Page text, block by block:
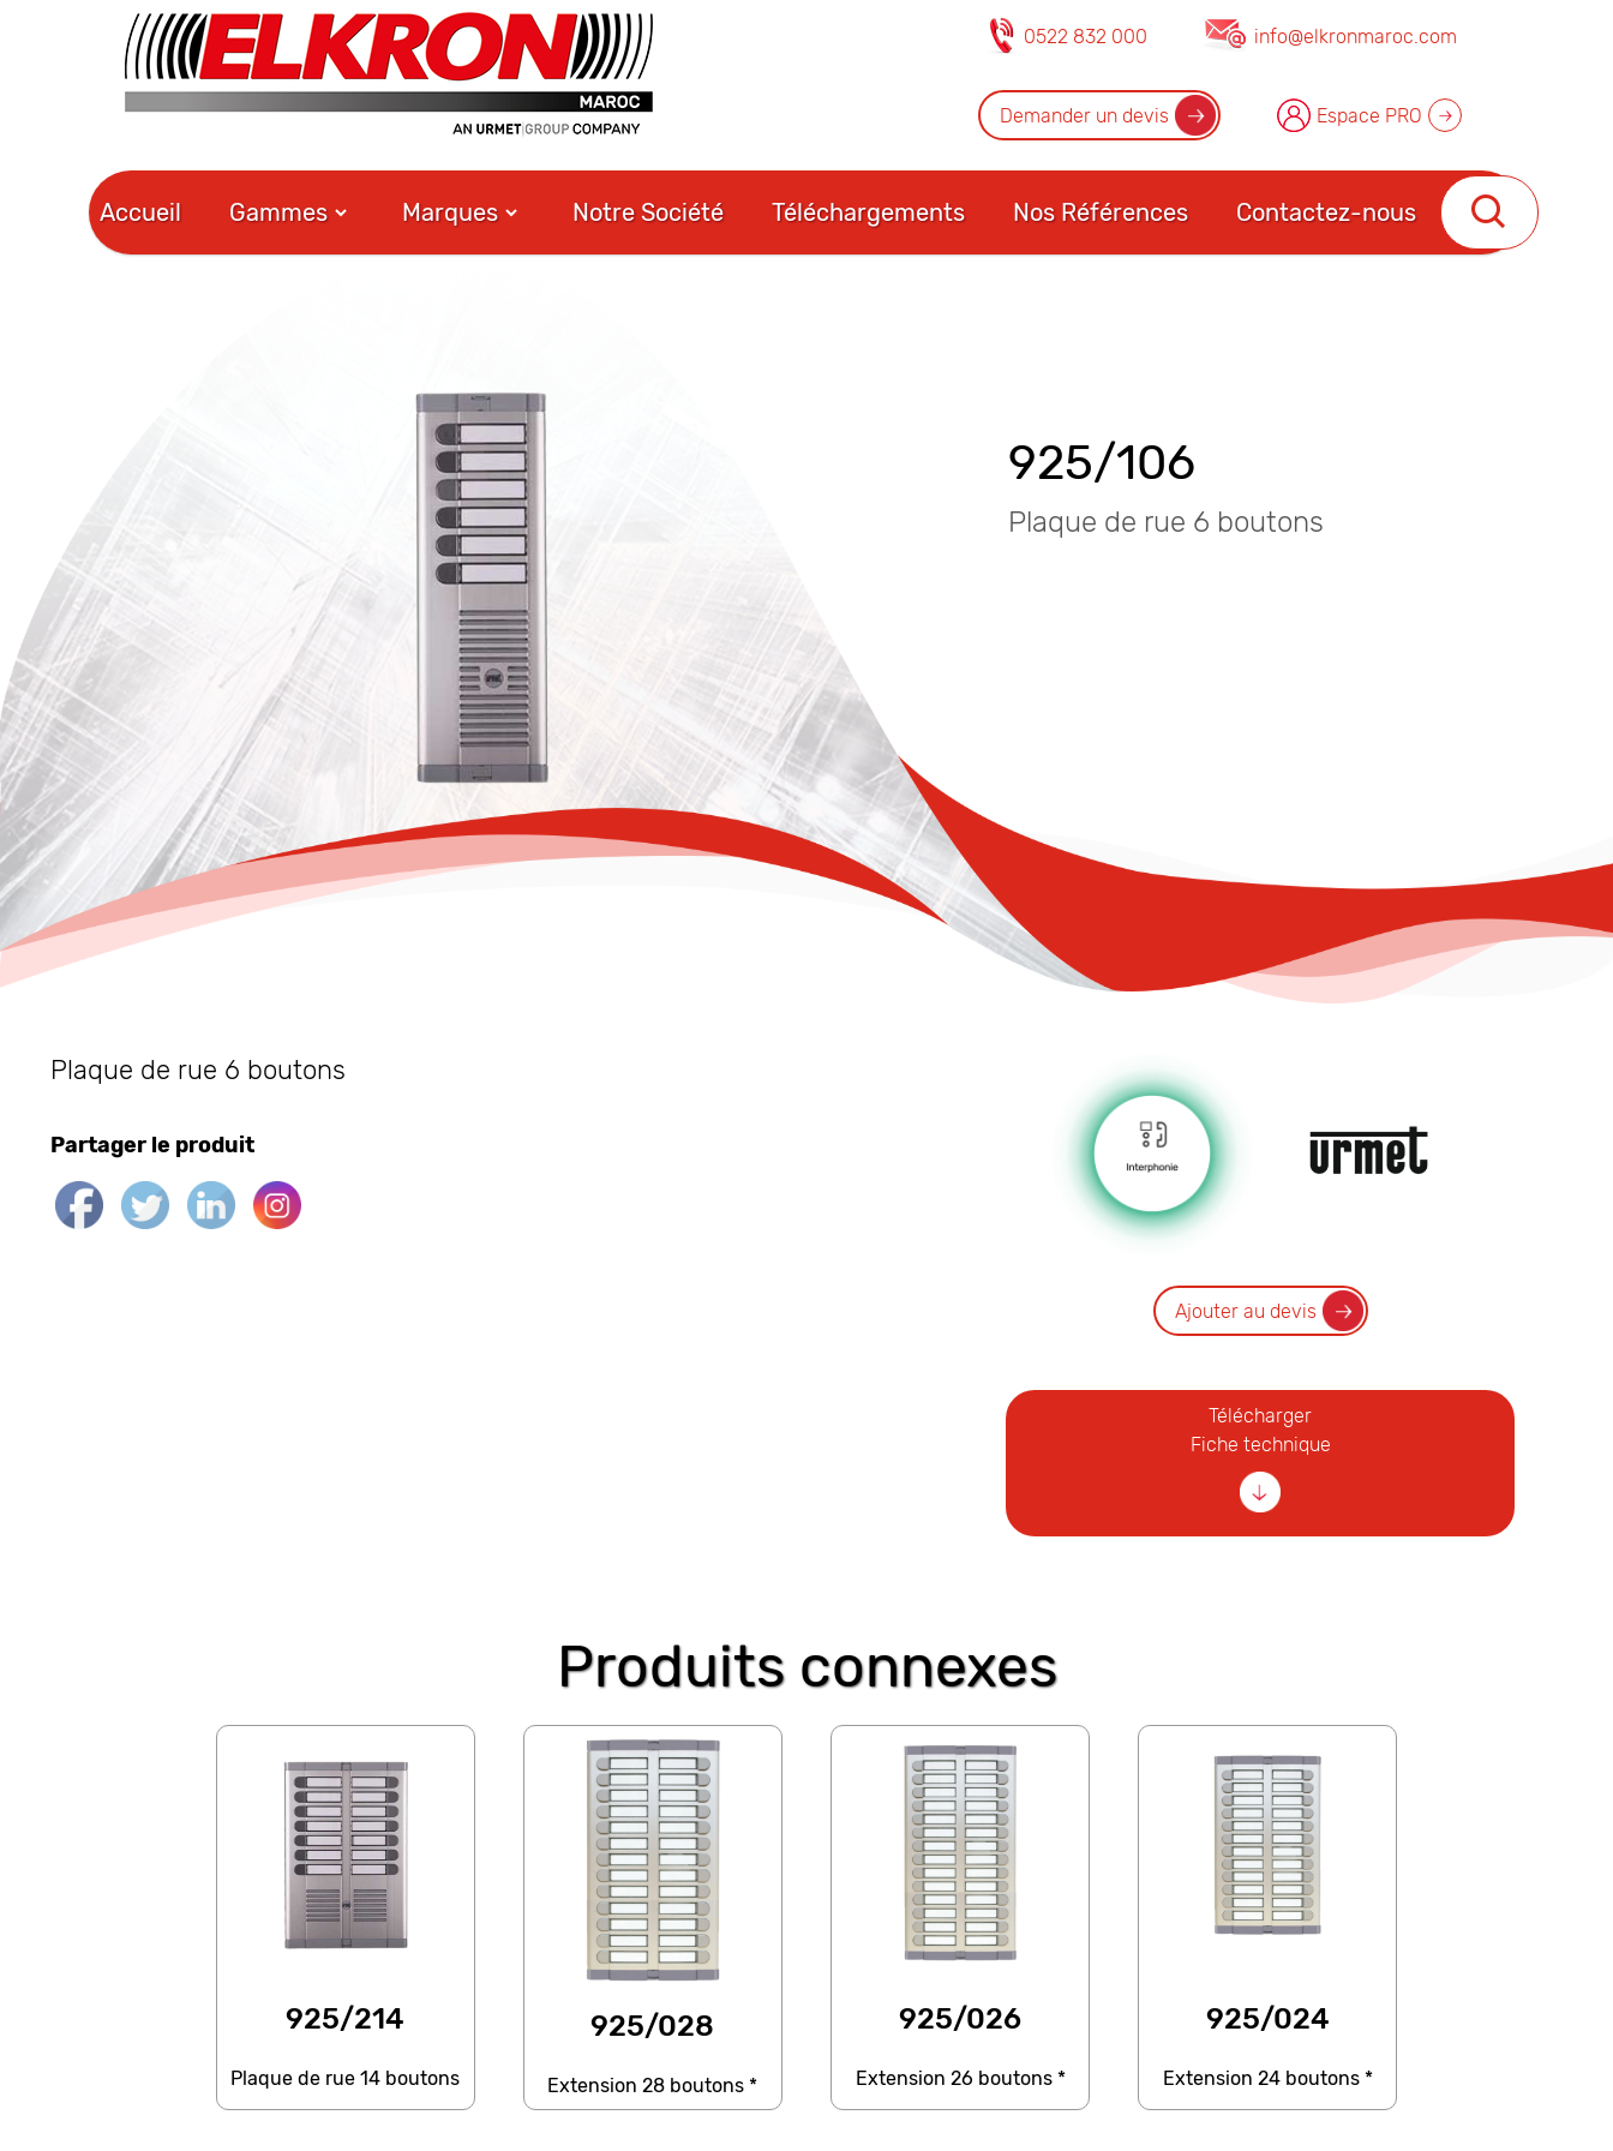
0522 832 000 info@elkronmaroc.com
Demander un devis Espace PRO
Accueil Gammes Marques Notre Société Téléchargements Nos Références Contactez-nous
925/106
Plaque de rue 6 boutons
Plaque de rue 6 boutons
Partager le produit
Ajouter au devis
Télécharger
Fiche technique
Produits connexes
925/214
Plaque de rue 14 boutons
925/028
Extension 28 boutons *
925/026
Extension 26 boutons *
925/024
Extension 24 boutons *